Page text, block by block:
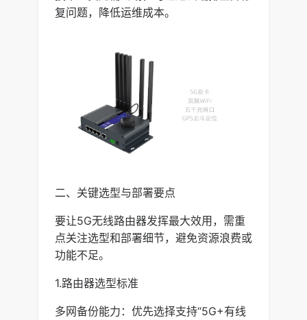
复问题，降低运维成本。
二、关键选型与部署要点
要让5G无线路由器发挥最大效用，需重
点关注选型和部署细节，避免资源浪费或
功能不足。
1.路由器选型标准
多网备份能力：优先选择支持“5G+有线